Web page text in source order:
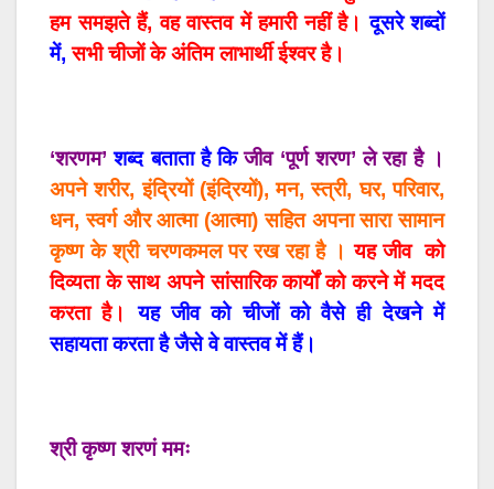
हम समझते हैं, वह वास्तव में हमारी नहीं है। दूसरे शब्दों
में,सभी चीजों के अंतिम लाभार्थी ईश्वर है।
‘शरणम’ शब्द बताता है किजीव ‘पूर्ण शरण’ ले रहा है ।
अपने शरीर, इंद्रियों (इंद्रियों), मन, स्त्री, घर, परिवार,
धन, स्वर्ग और आत्मा (आत्मा) सहित अपना सारा सामान
कृष्ण के श्री चरणकमल पर रख रहा है । यह जीव को
दिव्यता के साथ अपने सांसारिक कार्यों को करने में मदद
करता है।
यह जीव को चीजों को वैसे ही देखने में
सहायता करता है जैसे वे वास्तव में हैं।
श्री कृष्ण शरणं ममः